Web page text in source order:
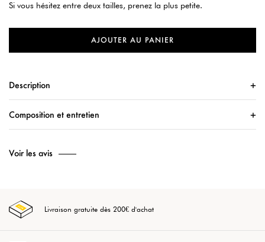
Si vous hésitez entre deux tailles, prenez la plus petite.
AJOUTER AU PANIER
Description
Composition et entretien
Voir les avis
Livraison gratuite dès 200€ d'achat